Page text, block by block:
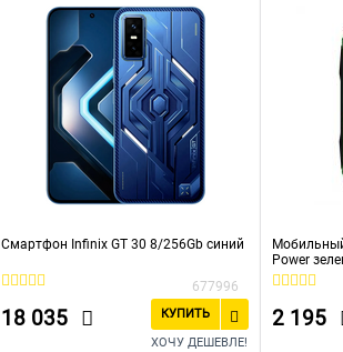
Смартфон Infinix GT 30 8/256Gb синий
677996
18 035
КУПИТЬ
ХОЧУ ДЕШЕВЛЕ!
Power
2 195